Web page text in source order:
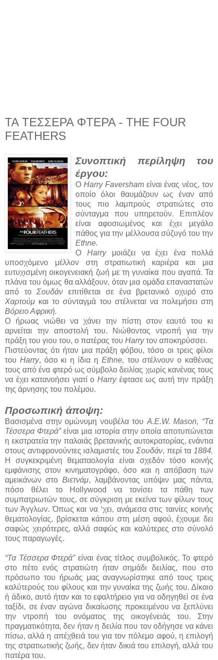
ΤΑ ΤΕΣΣΕΡΑ ΦΤΕΡΑ - THE FOUR
FEATHERS
Συνοπτική περίληψη του
έργου:
Ο Harry Favershamείναι ένας νέος, τον
οποίο όλοι θαυμάζουν ως έναν από
τους πιο λαμπρούς στρατιώτες στο
σύνταγμα που υπηρετούν. Επιπλέον
είναι αφοσιωμένος και έχει μεγάλο
πάθος για την μέλλουσα σύζυγό του την
Ethne.
Ο Harryμοιάζει να έχει ένα πολλά
υποσχόμενο μέλλον στη στρατιωτική καριέρα και μια
ευτυχισμένη οικογενειακή ζωή με τη γυναίκα που αγαπά. Τα
πλάνα του όμως θα αλλάξουν, όταν μια ομάδα επαναστατών
από το Σουδάν επιτίθεται σε ένα βρετανικό οχυρό στο
Χαρτούμ και το σύνταγμά του στέλνεται να πολεμήσει στη
Βόρειο Αφρική.
Ο ήρωας νιώθει να χάνει την πίστη στον εαυτό του κι
αρνείται την αποστολή του. Νιώθοντας ντροπή για την
πράξη του γιου του, ο πατέρας του Harryτον αποκηρύσσει.
Πιστεύοντας ότι ήταν μια πράξη φόβου, τόσο οι τρεις φίλοι
του Harry, όσο κι η ίδια η Ethne, του στέλνουν ο καθένας
τους από ένα φτερό ως σύμβολο δειλίας χωρίς κανένας τους
να έχει κατανοήσει γιατί ο Harryέφτασε ως αυτή την πράξη
της άρνησης του πολέμου.
Προσωπική άποψη:
Βασισμένα στην ομώνυμη νουβέλα του A.E.W. Mason, “Τα
Τέσσερα Φτερά”είναι μια ιστορία στην οποία αποτυπώνεται
η εκστρατεία την παλαιάς βρετανικής αυτοκρατορίας, ενάντια
στους αντιφρονούντες ισλαμιστές του Σουδάν, περί τα 1884.
Η συγκεκριμένη θεματαολογία είναι σχεδόν τόσο κοινής
εμφάνισης στον κινηματογράφο, όσο και η απόβαση των
αμεικάνων στο Βιετνάμ, λαμβάνοντας υπόψιν μας πάντα,
πόσο θέλει το Hollywood να τονίσει τα πάθη των
συμπατριωτών τους, σε σύγκριση με εκείνα των φίλων τους
των Άγγλων. Όπως και να ‘χει, ανάμεσα στις ταινίες κοινής
θεματολογίας, βρίσκεται κάπου στη μέση αφού, έχουμε δει
σαφώς χειρότερες, αλλά σαφώς και καλύτερες στο σύνολό
τους παραγωγές.
“Τα Τέσσερα Φτερά”είναι ένας τίτλος συμβολικός. Το φτερό
στο πέτο ενός στρατιώτη ήταν σημάδι δειλίας, που στο
πρόσωπο του ήρωάς μας αναγνωρίστηκε από τους τρεις
καλύτερούς του φίλους και την γυναίκα της ζωής του. Δίκαιο
ή άδικο, αυτό ήταν και το εφαλτήρειο για να οδηγηθεί σε ένα
ταξίδι, σε έναν αγώνα δικαίωσης προκειμένου να ξεπλύνει
την ντροπή του ονόματος της οικογένειάς του. Στην
πραγματικότητα, δεν ήταν η δειλία που τον οδήγησε να κάνει
πίσω, αλλά η απέχθειά του για τον πόλεμο αφού, η επιλογή
της στρατιωτικής ζωής, δεν ήταν δικιά του επιλογή, αλλά του
πατέρα του.